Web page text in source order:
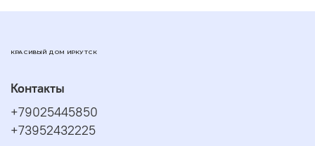
КРАСИВЫЙ ДОМ ИРКУТСК
Контакты
+79025445850
+73952432225